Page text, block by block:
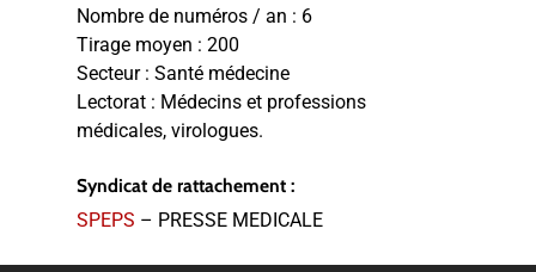
Nombre de numéros / an : 6
Tirage moyen : 200
Secteur : Santé médecine
Lectorat : Médecins et professions
médicales, virologues.
Syndicat de rattachement :
SPEPS – PRESSE MEDICALE